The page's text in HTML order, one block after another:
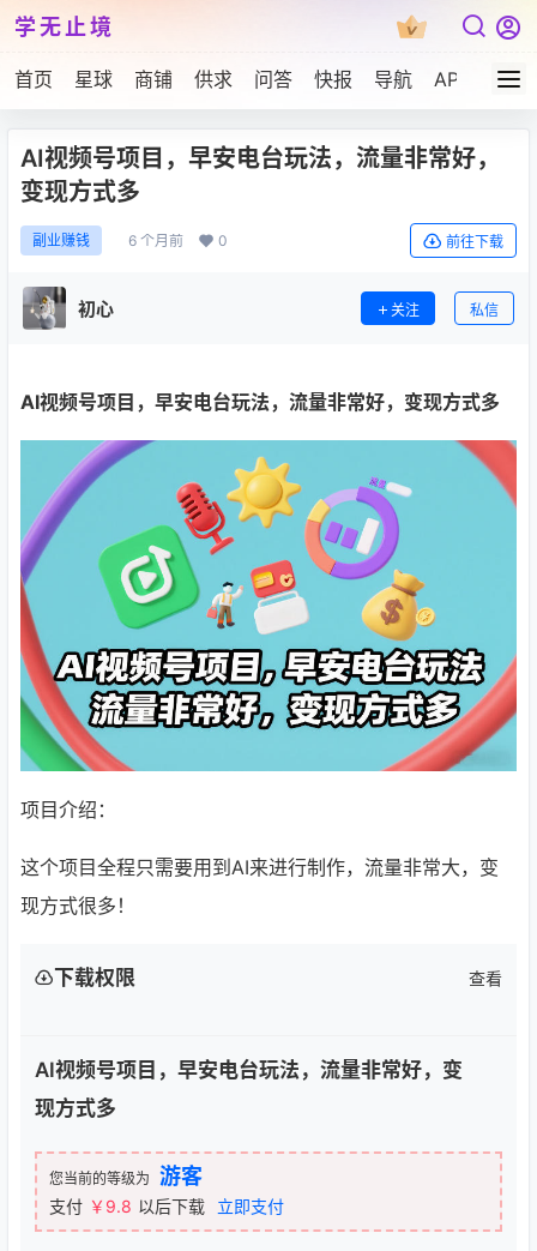
学无止境
首页 星球 商铺 供求 问答 快报 导航 APP下载
AI视频号项目，早安电台玩法，流量非常好，
变现方式多
副业赚钱 6 个月前 0 前往下载
初心 关注 私信
AI视频号项目 ，早安电台玩法，流量非常好，变现方式多
项目介绍：
这个项目全程只需要用到AI来进行制作，流量非常大，变
现方式很多！
下载权限 查看
AI视频号项目，早安电台玩法，流量非常好，变
现方式多
您当前的等级为 游客
支付 ￥9.8 以后下载 立即支付